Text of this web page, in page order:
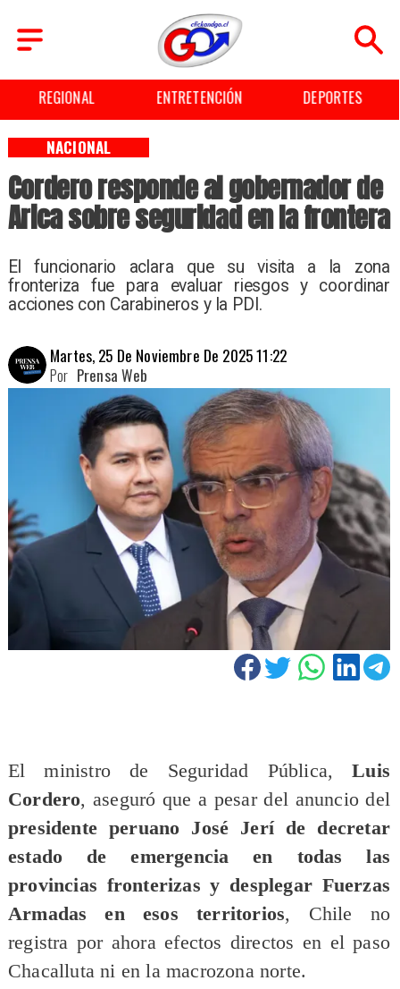
ENTRETENCIÓN DEPORTES
Cordero responde al gobernador de
Arica sobre seguridad en la frontera
El funcionario aclara que su visita a la zona
fronteriza fue para evaluar riesgos y coordinar
acciones con Carabineros y la PDI.
NACIONAL
Martes, 25 De Noviembre De 2025 11:22
Prensa Web
Por
El ministro de Seguridad Pública,Luis
Cordero, aseguró que a pesar del anuncio del
presidente peruano José Jerí de decretar
estado de emergencia en todas las
provincias fronterizas y desplegar Fuerzas
Armadas en esos territorios, Chile no
registra por ahora efectos directos en el paso
Chacalluta ni en la macrozona norte.